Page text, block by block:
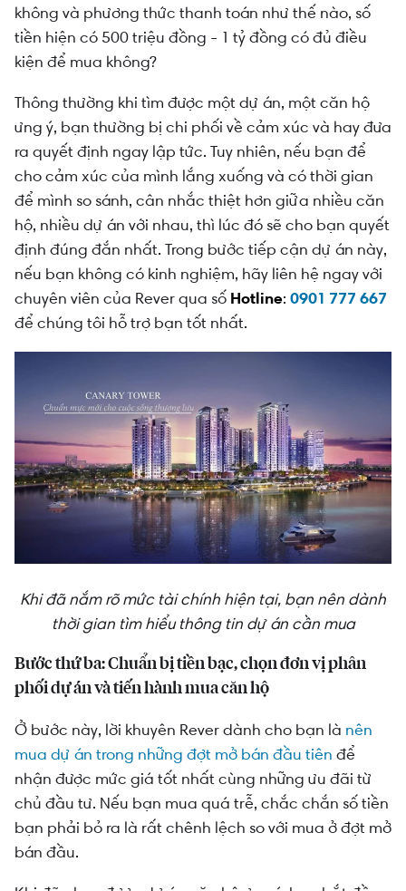
không và phương thức thanh toán như thế nào, số
tiền hiện có 500 triệu đồng - 1 tỷ đồng có đủ điều
kiện để mua không?
Thông thường khi tìm được một dự án, một căn hộ
ưng ý, bạn thường bị chi phối về cảm xúc và hay đưa
ra quyết định ngay lập tức. Tuy nhiên, nếu bạn để
cho cảm xúc của mình lắng xuống và có thời gian
để mình so sánh, cân nhắc thiệt hơn giữa nhiều căn
hộ, nhiều dự án với nhau, thì lúc đó sẽ cho bạn quyết
định đúng đắn nhất. Trong bước tiếp cận dự án này,
nếu bạn không có kinh nghiệm, hãy liên hệ ngay với
chuyên viên của Rever qua số Hotline: 0901 777 667
để chúng tôi hỗ trợ bạn tốt nhất.
Khi đã nắm rõ mức tài chính hiện tại, bạn nên dành
thời gian tìm hiểu thông tin dự án cần mua
Bước thứ ba: Chuẩn bị tiền bạc, chọn đơn vị phân
phối dự án và tiến hành mua căn hộ
Ở bước này, lời khuyên Rever dành cho bạn là nên
mua dự án trong những đợt mở bán đầu tiên để
nhận được mức giá tốt nhất cùng những ưu đãi từ
chủ đầu tư. Nếu bạn mua quá trễ, chắc chắn số tiền
bạn phải bỏ ra là rất chênh lệch so với mua ở đợt mở
bán đầu.